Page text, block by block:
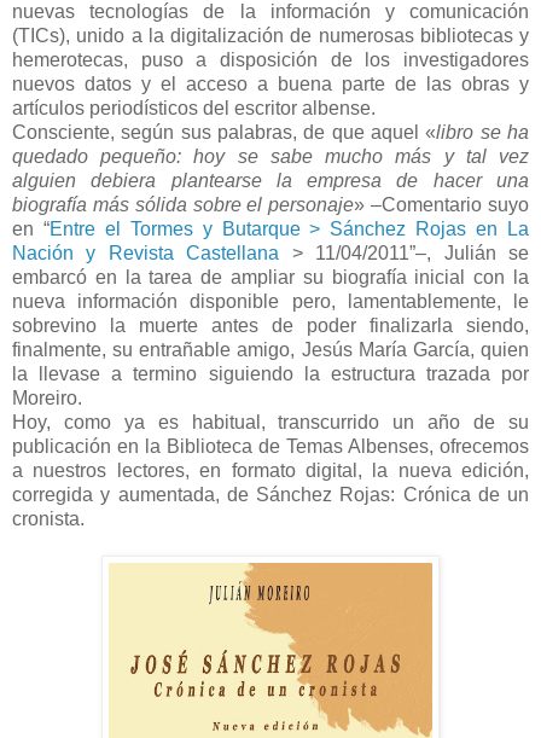
nuevas tecnologías de la información y comunicación
(TICs), unido a la digitalización de numerosas bibliotecas y
hemerotecas, puso a disposición de los investigadores
nuevos datos y el acceso a buena parte de las obras y
artículos periodísticos del escritor albense.
Consciente, según sus palabras, de que aquel «libro se ha
quedado pequeño: hoy se sabe mucho más y tal vez
alguien debiera plantearse la empresa de hacer una
biografía más sólida sobre el personaje» –Comentario suyo
en “Entre el Tormes y Butarque > Sánchez Rojas en La
Nación y Revista Castellana > 11/04/2011”–, Julián se
embarcó en la tarea de ampliar su biografía inicial con la
nueva información disponible pero, lamentablemente, le
sobrevino la muerte antes de poder finalizarla siendo,
finalmente, su entrañable amigo, Jesús María García, quien
la llevase a termino siguiendo la estructura trazada por
Moreiro.
Hoy, como ya es habitual, transcurrido un año de su
publicación en la Biblioteca de Temas Albenses, ofrecemos
a nuestros lectores, en formato digital, la nueva edición,
corregida y aumentada, de Sánchez Rojas: Crónica de un
cronista.